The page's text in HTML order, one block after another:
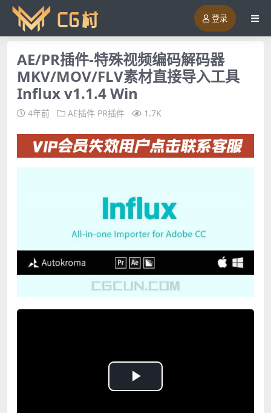
登录
AE/PR插件-特殊视频编码解码器
MKV/MOV/FLV素材直接导入工具
Influx v1.1.4 Win
4年前 AE插件 PR插件 1.7K
Play